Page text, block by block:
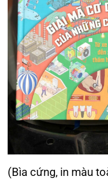
(Bìa cứng, in màu